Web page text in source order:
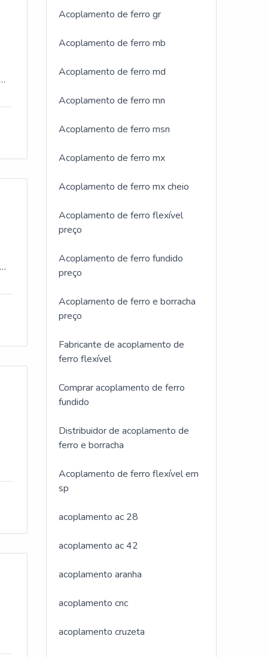
é
de
A
Acoplamento de ferro gr
Acoplamento de ferro mb
Acoplamento de ferro md
Acoplamento de ferro mn
Acoplamento de ferro msn
Acoplamento de ferro mx
Acoplamento de ferro mx cheio
Acoplamento de ferro flexível
preço
Acoplamento de ferro fundido
preço
Acoplamento de ferro e borracha
preço
Fabricante de acoplamento de
ferro flexível
Comprar acoplamento de ferro
fundido
Distribuidor de acoplamento de
ferro e borracha
Acoplamento de ferro flexível em
sp
acoplamento ac 28
acoplamento ac 42
acoplamento aranha
acoplamento cnc
acoplamento cruzeta